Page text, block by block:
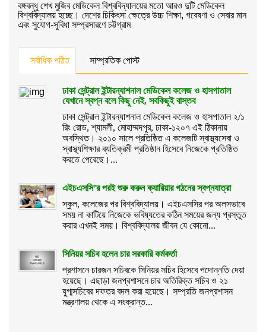
বঙ্গবন্ধু শেখ মুজিব মেডিকেল বিশ্ববিদ্যালয়ের মতো আরও দুটি মেডিকেল
বিশ্ববিদ্যালয় হচ্ছে। দেশের চিকিৎসা ক্ষেত্রে উচ্চ শিক্ষা, গবেষণা ও সেবার মান
এবং সুযোগ-সুবিধা সম্প্রসারণে চট্টগ্রাম
সর্বাধিক পঠিত সাম্প্রতিক পোস্ট
ঢাকা সেন্ট্রাল ইন্টারন্যাশনাল মেডিকেল কলেজ ও হাসপাতাল
যেখানে স্বপ্ন বলে কিছু নেই, সবকিছুই বাস্তব
ঢাকা সেন্ট্রাল ইন্টারন্যাশনাল মেডিকেল কলেজ ও হাসপাতাল ২/১
রিং রোড, শ্যামলী, মোহাম্মদপুর, ঢাকা-১২০৭ এই ঠিকানায়
অবস্থিত। ২০১০ সালে প্রতিষ্ঠিত এ কলেজটি স্বাস্থ্যসেবা ও
স্বাস্থ্যশিক্ষার ব্যতিক্রমী প্রতিষ্ঠান হিসেবে নিজেকে প্রতিষ্ঠিত
করতে পেরেছে।...
এইচএসসি’র পরই শুরু করুন ক্যারিয়ার গঠনের স্বপ্নযাত্রা
স্কুল, কলেজের পর বিশ্ববিদ্যালয়। এইচএসসির পর অলসভাবে
সময় না কাটিয়ে নিজেকে ভবিষ্যতের কঠিন সময়ের জন্য প্রস্তুত
করার এখনই সময়। বিশ্ববিদ্যালয় জীবন যে কোনো...
সিনিয়র সচিব হলেন চার সরকারি কর্মকর্তা
প্রশাসনে চারজন সচিবকে সিনিয়র সচিব হিসেবে পদোন্নতি দেয়া
হয়েছে। এছাড়া জনপ্রশাসনে চার অতিরিক্ত সচিব ও ২১
যুগ্মসচিবের দফতর বদল করা হয়েছে। সম্প্রতি জনপ্রশাসন
মন্ত্রণালয় থেকে এ সংক্রান্ত...